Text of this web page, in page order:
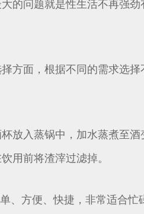
方面，根据不同的需求选
放入蒸锅中，加水蒸煮至
用前将渣滓过滤掉。
、方便、快捷，非常适合